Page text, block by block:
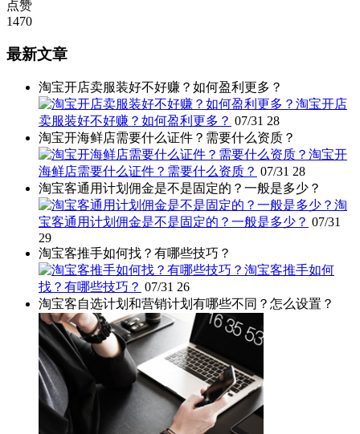
点赞
1470
最新文章
淘宝开店卖服装好不好赚？如何盈利更多？
淘宝开店
卖服装好不好赚？如何盈利更多？ 07/31 28
淘宝开海鲜店需要什么证件？需要什么资质？
淘宝开
海鲜店需要什么证件？需要什么资质？ 07/31 28
淘宝客通用计划佣金是不是固定的？一般是多少？
淘
宝客通用计划佣金是不是固定的？一般是多少？ 07/31
29
淘宝客推手如何找？有哪些技巧？
淘宝客推手如何
找？有哪些技巧？ 07/31 26
淘宝客自选计划和营销计划有哪些不同？怎么设置？